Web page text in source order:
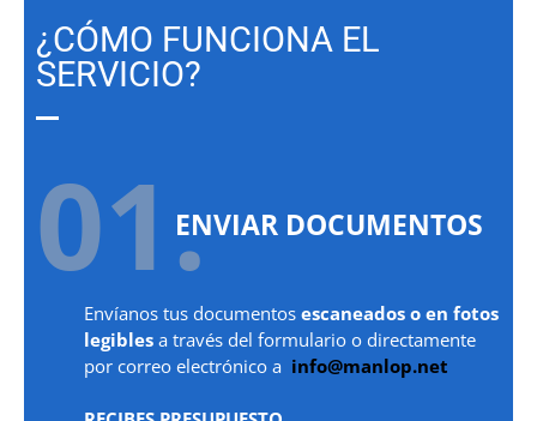
¿CÓMO FUNCIONA EL
SERVICIO?
01.ENVIAR DOCUMENTOS
Envíanos tus documentos escaneados o en fotos
legibles a través del formulario o directamente
por correo electrónico a info@manlop.net